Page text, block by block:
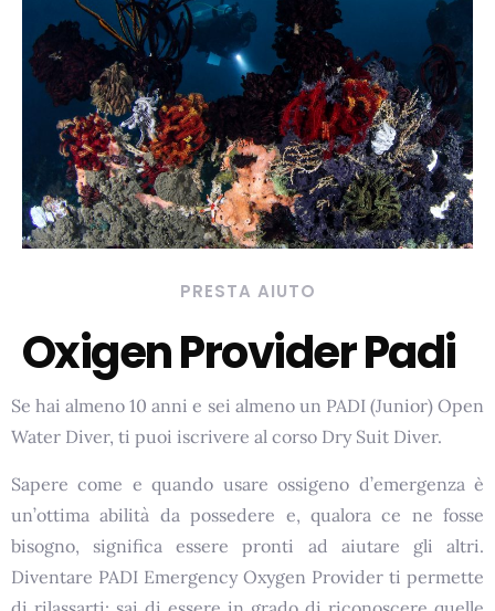
PRESTA AIUTO
Oxigen Provider Padi
Se hai almeno 10 anni e sei almeno un PADI (Junior) Open
Water Diver, ti puoi iscrivere al corso Dry Suit Diver.
Sapere come e quando usare ossigeno d’emergenza è
un’ottima abilità da possedere e, qualora ce ne fosse
bisogno, significa essere pronti ad aiutare gli altri.
Diventare PADI Emergency Oxygen Provider ti permette